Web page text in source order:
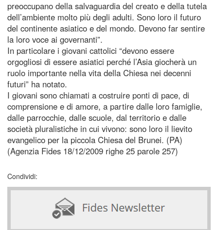
preoccupano della salvaguardia del creato e della tutela
dell’ambiente molto più degli adulti. Sono loro il futuro
del continente asiatico e del mondo. Devono far sentire
la loro voce ai governanti”.
In particolare i giovani cattolici “devono essere
orgogliosi di essere asiatici perché l’Asia giocherà un
ruolo importante nella vita della Chiesa nei decenni
futuri” ha notato.
I giovani sono chiamati a costruire ponti di pace, di
comprensione e di amore, a partire dalle loro famiglie,
dalle parrocchie, dalle scuole, dal territorio e dalle
società pluralistiche in cui vivono: sono loro il lievito
evangelico per la piccola Chiesa del Brunei. (PA)
(Agenzia Fides 18/12/2009 righe 25 parole 257)
Condividi: